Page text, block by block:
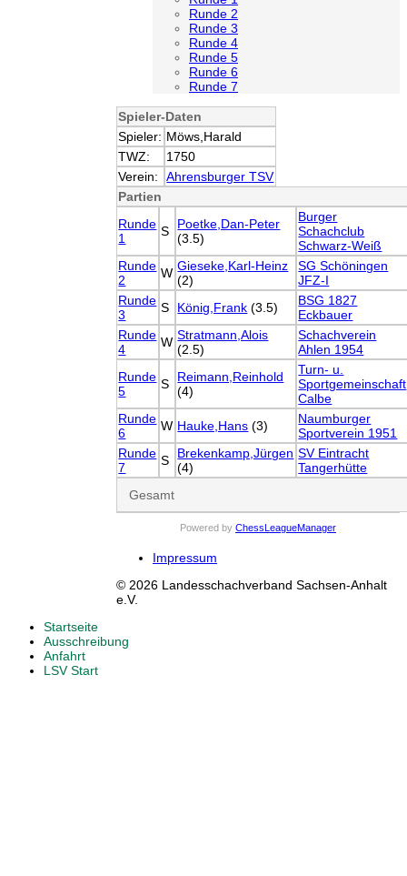
Runde 2
Runde 3
Runde 4
Runde 5
Runde 6
Runde 7
Spieler-Daten
Spieler: Möws,Harald
TWZ:
1750
Verein:
Ahrensburger TSV
Partien
Runde
1
S
Poetke,Dan-Peter
(3.5)
Burger
Schachclub
Schwarz-Weiß
Runde
2
W Gieseke,Karl-Heinz
(2)
SG Schöningen
JFZ-I
Runde
3
S König,Frank (3.5)
BSG 1827
Eckbauer
Runde
4
W Stratmann,Alois
(2.5)
Schachverein
Ahlen 1954
Runde
5
S
Reimann,Reinhold
(4)
Turn- u.
Sportgemeinschaft
Calbe
Runde
6
W Hauke,Hans (3)
Naumburger
Sportverein 1951
Runde
7
S
Brekenkamp,Jürgen
(4)
SV Eintracht
Tangerhütte
Gesamt
Powered by ChessLeagueManager
Impressum
© 2026 Landesschachverband Sachsen-Anhalt
e.V.
Startseite
Ausschreibung
Anfahrt
LSV Start